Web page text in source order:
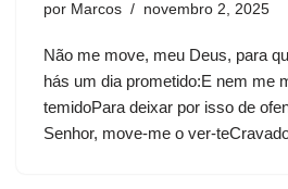
por Marcos novembro 2, 2025
Não me move, meu Deus, para
hás um dia prometido:E nem me
temidoPara deixar por isso de
Senhor, move-me o ver-